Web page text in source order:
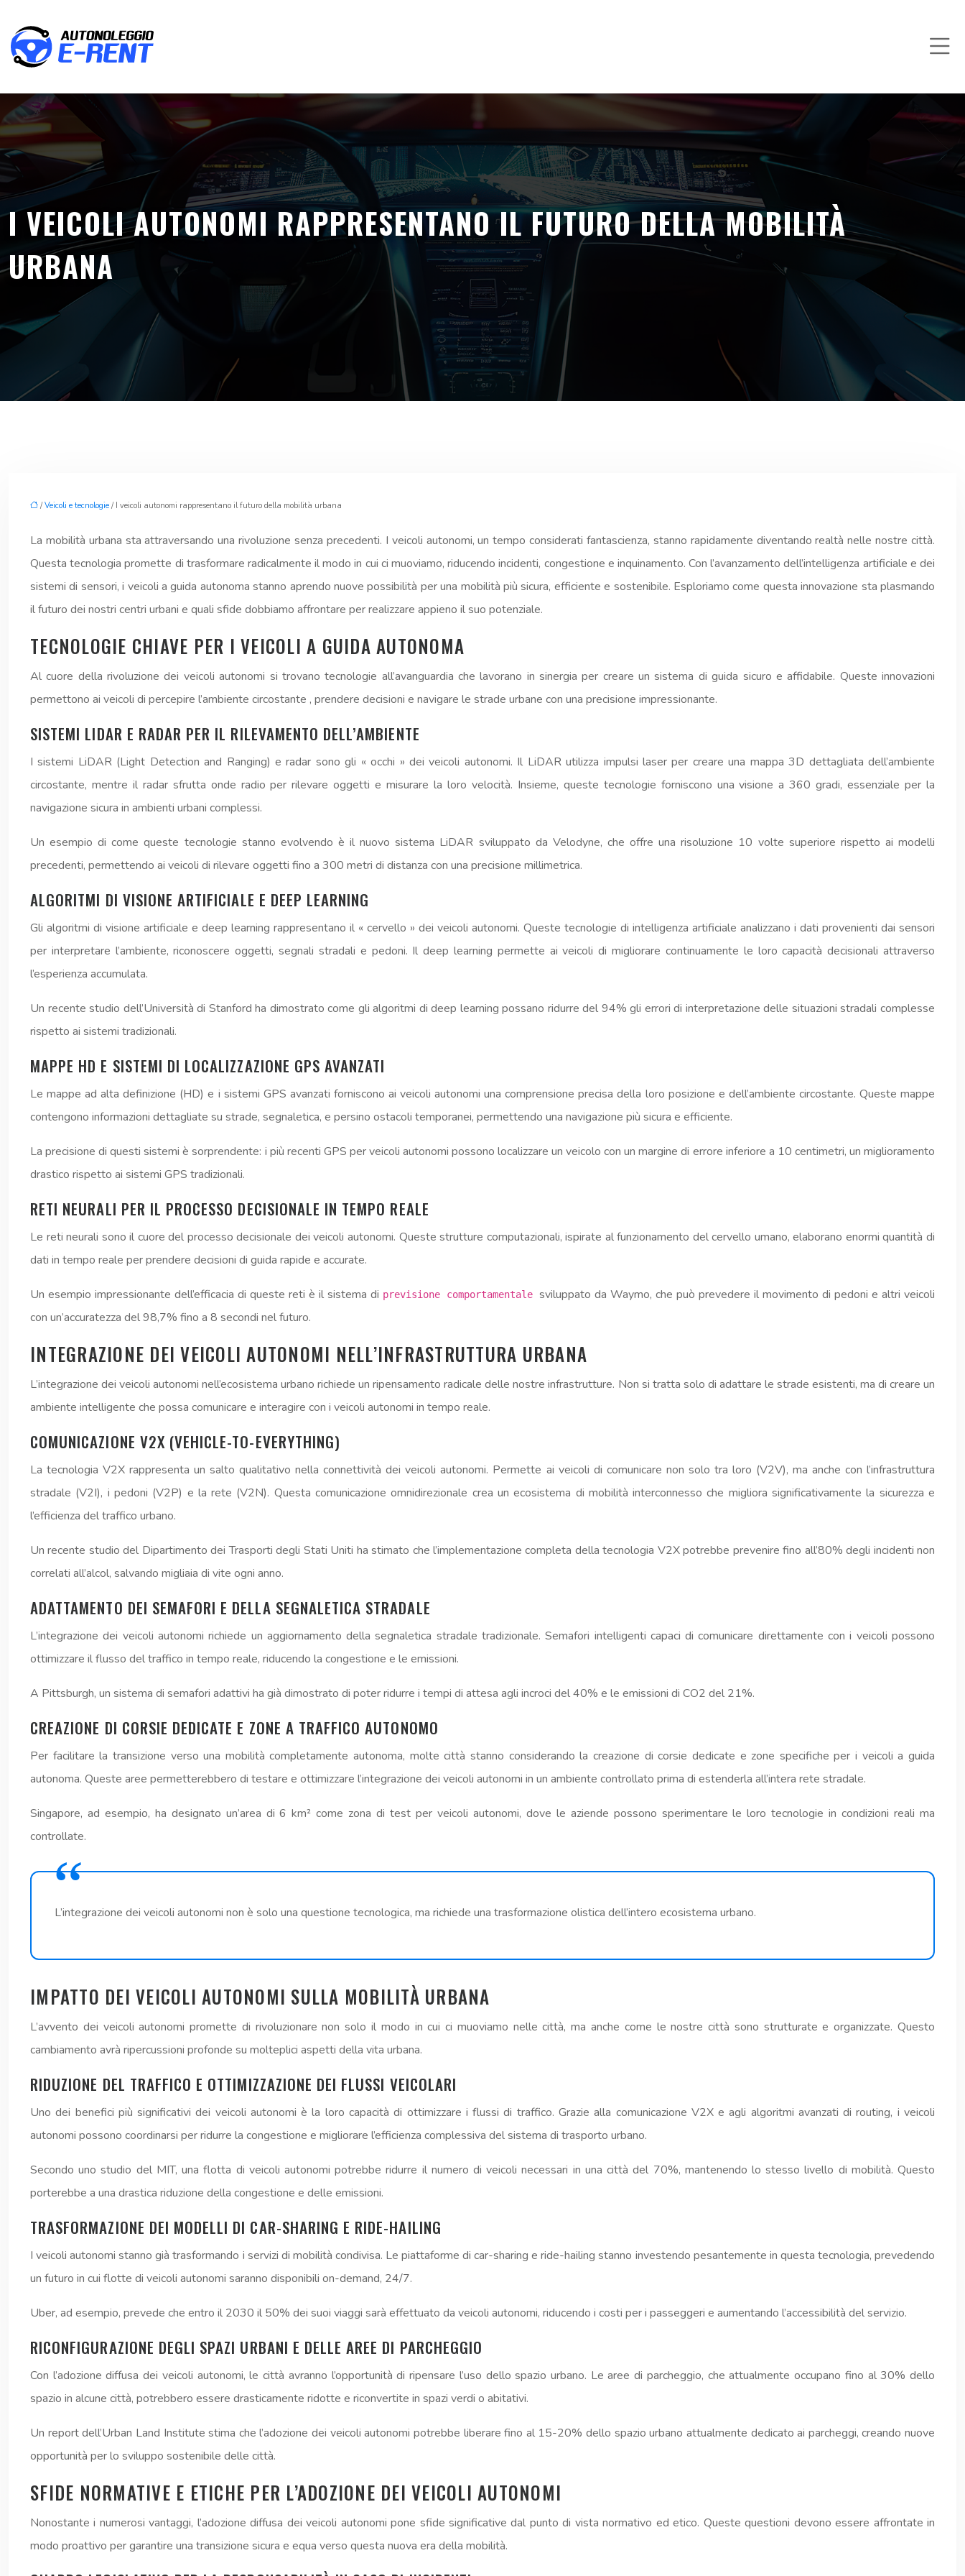
I VEICOLI AUTONOMI RAPPRESENTANO IL FUTURO DELLA MOBILITÀ
URBANA
/Veicoli e tecnologie / I veicoli autonomi rappresentano il futuro della mobilità urbana
La mobilità urbana sta attraversando una rivoluzione senza precedenti. I veicoli autonomi, un tempo considerati fantascienza, stanno rapidamente diventando realtà nelle nostre città.
Questa tecnologia promette di trasformare radicalmente il modo in cui ci muoviamo, riducendo incidenti, congestione e inquinamento. Con l’avanzamento dell’intelligenza artificiale e dei
sistemi di sensori, i veicoli a guida autonoma stanno aprendo nuove possibilità per una mobilità più sicura, efficiente e sostenibile. Esploriamo come questa innovazione sta plasmando
il futuro dei nostri centri urbani e quali sfide dobbiamo affrontare per realizzare appieno il suo potenziale.
TECNOLOGIE CHIAVE PER I VEICOLI A GUIDA AUTONOMA
Al cuore della rivoluzione dei veicoli autonomi si trovano tecnologie all’avanguardia che lavorano in sinergia per creare un sistema di guida sicuro e affidabile. Queste innovazioni
permettono ai veicoli di percepire l’ambiente circostante , prendere decisioni e navigare le strade urbane con una precisione impressionante.
SISTEMI LIDAR E RADAR PER IL RILEVAMENTO DELL’AMBIENTE
I sistemi LiDAR (Light Detection and Ranging) e radar sono gli « occhi » dei veicoli autonomi. Il LiDAR utilizza impulsi laser per creare una mappa 3D dettagliata dell’ambiente
circostante, mentre il radar sfrutta onde radio per rilevare oggetti e misurare la loro velocità. Insieme, queste tecnologie forniscono una visione a 360 gradi, essenziale per la
navigazione sicura in ambienti urbani complessi.
Un esempio di come queste tecnologie stanno evolvendo è il nuovo sistema LiDAR sviluppato da Velodyne, che offre una risoluzione 10 volte superiore rispetto ai modelli
precedenti, permettendo ai veicoli di rilevare oggetti fino a 300 metri di distanza con una precisione millimetrica.
ALGORITMI DI VISIONE ARTIFICIALE E DEEP LEARNING
Gli algoritmi di visione artificiale e deep learning rappresentano il « cervello » dei veicoli autonomi. Queste tecnologie di intelligenza artificiale analizzano i dati provenienti dai sensori
per interpretare l’ambiente, riconoscere oggetti, segnali stradali e pedoni. Il deep learning permette ai veicoli di migliorare continuamente le loro capacità decisionali attraverso
l’esperienza accumulata.
Un recente studio dell’Università di Stanford ha dimostrato come gli algoritmi di deep learning possano ridurre del 94% gli errori di interpretazione delle situazioni stradali complesse
rispetto ai sistemi tradizionali.
MAPPE HD E SISTEMI DI LOCALIZZAZIONE GPS AVANZATI
Le mappe ad alta definizione (HD) e i sistemi GPS avanzati forniscono ai veicoli autonomi una comprensione precisa della loro posizione e dell’ambiente circostante. Queste mappe
contengono informazioni dettagliate su strade, segnaletica, e persino ostacoli temporanei, permettendo una navigazione più sicura e efficiente.
La precisione di questi sistemi è sorprendente: i più recenti GPS per veicoli autonomi possono localizzare un veicolo con un margine di errore inferiore a 10 centimetri, un miglioramento
drastico rispetto ai sistemi GPS tradizionali.
RETI NEURALI PER IL PROCESSO DECISIONALE IN TEMPO REALE
Le reti neurali sono il cuore del processo decisionale dei veicoli autonomi. Queste strutture computazionali, ispirate al funzionamento del cervello umano, elaborano enormi quantità di
dati in tempo reale per prendere decisioni di guida rapide e accurate.
Un esempio impressionante dell’efficacia di queste reti è il sistema di previsione comportamentale sviluppato da Waymo, che può prevedere il movimento di pedoni e altri veicoli
con un’accuratezza del 98,7% fino a 8 secondi nel futuro.
INTEGRAZIONE DEI VEICOLI AUTONOMI NELL’INFRASTRUTTURA URBANA
L’integrazione dei veicoli autonomi nell’ecosistema urbano richiede un ripensamento radicale delle nostre infrastrutture. Non si tratta solo di adattare le strade esistenti, ma di creare un
ambiente intelligente che possa comunicare e interagire con i veicoli autonomi in tempo reale.
COMUNICAZIONE V2X (VEHICLE-TO-EVERYTHING)
La tecnologia V2X rappresenta un salto qualitativo nella connettività dei veicoli autonomi. Permette ai veicoli di comunicare non solo tra loro (V2V), ma anche con l’infrastruttura
stradale (V2I), i pedoni (V2P) e la rete (V2N). Questa comunicazione omnidirezionale crea un ecosistema di mobilità interconnesso che migliora significativamente la sicurezza e
l’efficienza del traffico urbano.
Un recente studio del Dipartimento dei Trasporti degli Stati Uniti ha stimato che l’implementazione completa della tecnologia V2X potrebbe prevenire fino all’80% degli incidenti non
correlati all’alcol, salvando migliaia di vite ogni anno.
ADATTAMENTO DEI SEMAFORI E DELLA SEGNALETICA STRADALE
L’integrazione dei veicoli autonomi richiede un aggiornamento della segnaletica stradale tradizionale. Semafori intelligenti capaci di comunicare direttamente con i veicoli possono
ottimizzare il flusso del traffico in tempo reale, riducendo la congestione e le emissioni.
A Pittsburgh, un sistema di semafori adattivi ha già dimostrato di poter ridurre i tempi di attesa agli incroci del 40% e le emissioni di CO2 del 21%.
CREAZIONE DI CORSIE DEDICATE E ZONE A TRAFFICO AUTONOMO
Per facilitare la transizione verso una mobilità completamente autonoma, molte città stanno considerando la creazione di corsie dedicate e zone specifiche per i veicoli a guida
autonoma. Queste aree permetterebbero di testare e ottimizzare l’integrazione dei veicoli autonomi in un ambiente controllato prima di estenderla all’intera rete stradale.
Singapore, ad esempio, ha designato un’area di 6 km² come zona di test per veicoli autonomi, dove le aziende possono sperimentare le loro tecnologie in condizioni reali ma
controllate.
L’integrazione dei veicoli autonomi non è solo una questione tecnologica, ma richiede una trasformazione olistica dell’intero ecosistema urbano.
IMPATTO DEI VEICOLI AUTONOMI SULLA MOBILITÀ URBANA
L’avvento dei veicoli autonomi promette di rivoluzionare non solo il modo in cui ci muoviamo nelle città, ma anche come le nostre città sono strutturate e organizzate. Questo
cambiamento avrà ripercussioni profonde su molteplici aspetti della vita urbana.
RIDUZIONE DEL TRAFFICO E OTTIMIZZAZIONE DEI FLUSSI VEICOLARI
Uno dei benefici più significativi dei veicoli autonomi è la loro capacità di ottimizzare i flussi di traffico. Grazie alla comunicazione V2X e agli algoritmi avanzati di routing, i veicoli
autonomi possono coordinarsi per ridurre la congestione e migliorare l’efficienza complessiva del sistema di trasporto urbano.
Secondo uno studio del MIT, una flotta di veicoli autonomi potrebbe ridurre il numero di veicoli necessari in una città del 70%, mantenendo lo stesso livello di mobilità. Questo
porterebbe a una drastica riduzione della congestione e delle emissioni.
TRASFORMAZIONE DEI MODELLI DI CAR-SHARING E RIDE-HAILING
I veicoli autonomi stanno già trasformando i servizi di mobilità condivisa. Le piattaforme di car-sharing e ride-hailing stanno investendo pesantemente in questa tecnologia, prevedendo
un futuro in cui flotte di veicoli autonomi saranno disponibili on-demand, 24/7.
Uber, ad esempio, prevede che entro il 2030 il 50% dei suoi viaggi sarà effettuato da veicoli autonomi, riducendo i costi per i passeggeri e aumentando l’accessibilità del servizio.
RICONFIGURAZIONE DEGLI SPAZI URBANI E DELLE AREE DI PARCHEGGIO
Con l’adozione diffusa dei veicoli autonomi, le città avranno l’opportunità di ripensare l’uso dello spazio urbano. Le aree di parcheggio, che attualmente occupano fino al 30% dello
spazio in alcune città, potrebbero essere drasticamente ridotte e riconvertite in spazi verdi o abitativi.
Un report dell’Urban Land Institute stima che l’adozione dei veicoli autonomi potrebbe liberare fino al 15-20% dello spazio urbano attualmente dedicato ai parcheggi, creando nuove
opportunità per lo sviluppo sostenibile delle città.
SFIDE NORMATIVE E ETICHE PER L’ADOZIONE DEI VEICOLI AUTONOMI
Nonostante i numerosi vantaggi, l’adozione diffusa dei veicoli autonomi pone sfide significative dal punto di vista normativo ed etico. Queste questioni devono essere affrontate in
modo proattivo per garantire una transizione sicura e equa verso questa nuova era della mobilità.